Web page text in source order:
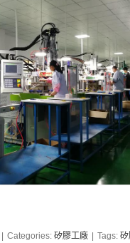
Categories: 矽膠工廠 Tags: